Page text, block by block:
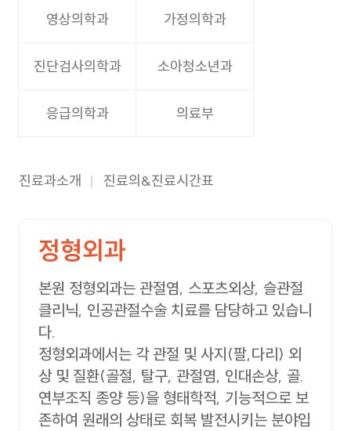
영상의학과 가정의학과
진단검사의학과 소아청소년과
응급의학과 의료부
진료과소개 진료의&진료시간표
정형외과
본원 정형외과는 관절염, 스포츠외상, 슬관절
클리닉, 인공관절수술 치료를 담당하고 있습니
다.
정형외과에서는 각 관절 및 사지(팔,다리) 외
상 및 질환(골절, 탈구, 관절염, 인대손상, 골.
연부조직 종양 등)을 형태학적, 기능적으로 보
존하여 원래의 상태로 회복 발전시키는 분야입